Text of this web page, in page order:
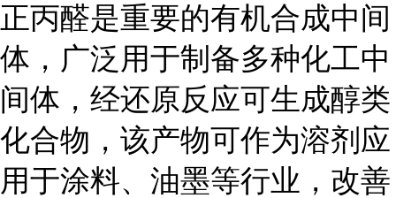
正丙醛是重要的有机合成中间
体，广泛用于制备多种化工中
间体，经还原反应可生成醇类
化合物，该产物可作为溶剂应
用于涂料、油墨等行业，改善